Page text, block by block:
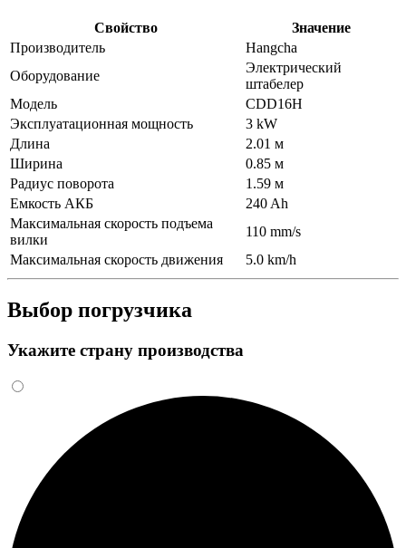
Свойство
Значение
Производитель
Hangcha
Оборудование
Электрический
штабелер
Модель
CDD16H
Эксплуатационная мощность
3 kW
Длина
2.01 м
Ширина
0.85 м
Радиус поворота
1.59 м
Емкость АКБ
240 Ah
Максимальная скорость подъема
вилки
110 mm/s
Максимальная скорость движения
5.0 km/h
Выбор погрузчика
Укажите страну производства